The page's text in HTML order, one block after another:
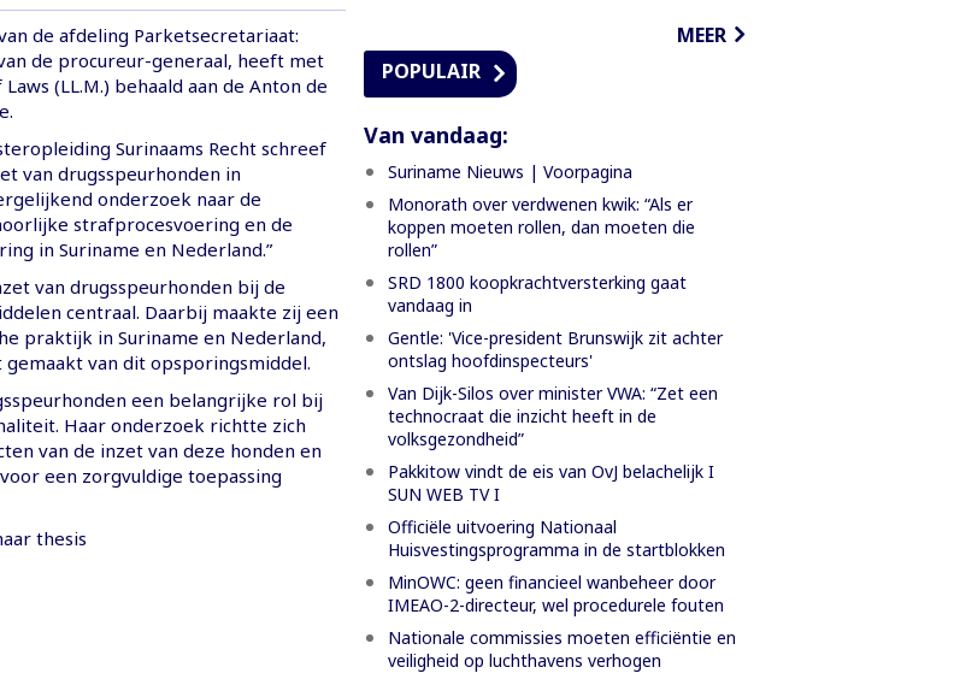
de afdeling Parketsecretariaat:
de procureur-generaal, heeft met
(LL.M.) behaald aan de Anton de
Surinaams Recht schreef
van drugsspeurhonden in
onderzoek naar de
strafprocesvoering en de
in Suriname en Nederland.”
van drugsspeurhonden bij de
centraal. Daarbij maakte zij een
praktijk in Suriname en Nederland,
van dit opsporingsmiddel.
een belangrijke rol bij
Haar onderzoek richtte zich
van de inzet van deze honden en
een zorgvuldige toepassing
thesis
MEER
POPULAIR
Van vandaag:
Suriname Nieuws | Voorpagina
Monorath over verdwenen kwik: “Als er
koppen moeten rollen, dan moeten die
rollen”
SRD 1800 koopkrachtversterking gaat
vandaag in
Gentle: 'Vice-president Brunswijk zit achter
ontslag hoofdinspecteurs'
Van Dijk-Silos over minister VWA: “Zet een
technocraat die inzicht heeft in de
volksgezondheid”
Pakkitow vindt de eis van OvJ belachelijk I
SUN WEB TV I
Officiële uitvoering Nationaal
Huisvestingsprogramma in de startblokken
MinOWC: geen financieel wanbeheer door
IMEAO-2-directeur, wel procedurele fouten
Nationale commissies moeten efficiëntie en
veiligheid op luchthavens verhogen